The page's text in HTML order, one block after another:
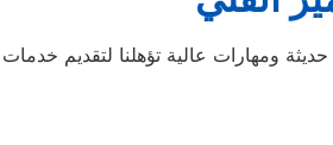
ومهارات عالية تؤهلنا لتقديم